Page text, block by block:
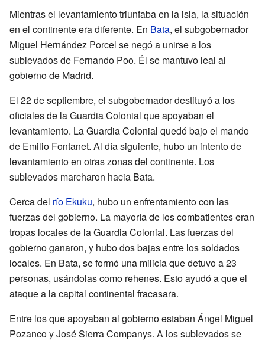
Mientras el levantamiento triunfaba en la isla, la situación
en el continente era diferente. En Bata, el subgobernador
Miguel Hernández Porcel se negó a unirse a los
sublevados de Fernando Poo. Él se mantuvo leal al
gobierno de Madrid.
El 22 de septiembre, el subgobernador destituyó a los
oficiales de la Guardia Colonial que apoyaban el
levantamiento. La Guardia Colonial quedó bajo el mando
de Emilio Fontanet. Al día siguiente, hubo un intento de
levantamiento en otras zonas del continente. Los
sublevados marcharon hacia Bata.
Cerca del río Ekuku, hubo un enfrentamiento con las
fuerzas del gobierno. La mayoría de los combatientes eran
tropas locales de la Guardia Colonial. Las fuerzas del
gobierno ganaron, y hubo dos bajas entre los soldados
locales. En Bata, se formó una milicia que detuvo a 23
personas, usándolas como rehenes. Esto ayudó a que el
ataque a la capital continental fracasara.
Entre los que apoyaban al gobierno estaban Ángel Miguel
Pozanco y José Sierra Companys. A los sublevados se